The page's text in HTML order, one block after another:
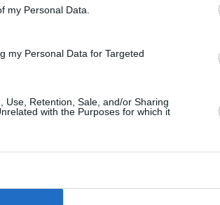
my Personal Data.
my Personal Data for Targeted
Use, Retention, Sale, and/or Sharing
with the Purposes for which it
τη θέληση της ασθενούς –
και δικαστικά έξοδα 26.000 ευρώ
του Ιεχωβά η
- Δείτε βίντεο